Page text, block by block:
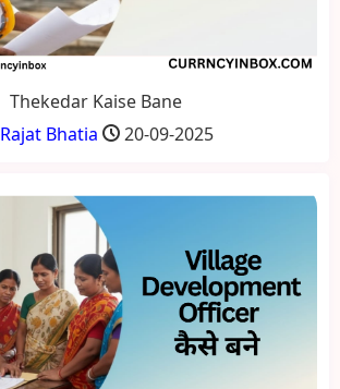
Thekedar Kaise Bane
Rajat Bhatia
20-09-2025